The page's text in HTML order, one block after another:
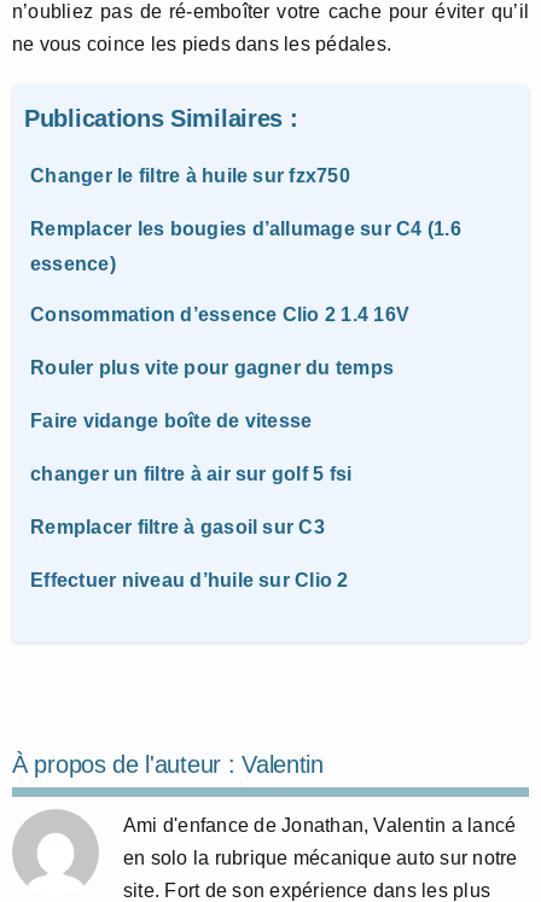
n’oubliez pas de ré-emboîter votre cache pour éviter qu’il
ne vous coince les pieds dans les pédales.
Publications Similaires :
Changer le filtre à huile sur fzx750
Remplacer les bougies d’allumage sur C4 (1.6
essence)
Consommation d’essence Clio 2 1.4 16V
Rouler plus vite pour gagner du temps
Faire vidange boîte de vitesse
changer un filtre à air sur golf 5 fsi
Remplacer filtre à gasoil sur C3
Effectuer niveau d’huile sur Clio 2
À propos de l'auteur :Valentin
Ami d'enfance de Jonathan, Valentin a lancé
en solo la rubrique mécanique auto sur notre
site. Fort de son expérience dans les plus